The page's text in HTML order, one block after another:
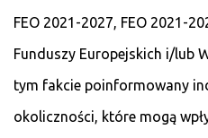
FEO 2021-2027, FEO 2021-
Funduszy Europejskich i/lub
tym fakcie poinformowany
okoliczności, które mogą